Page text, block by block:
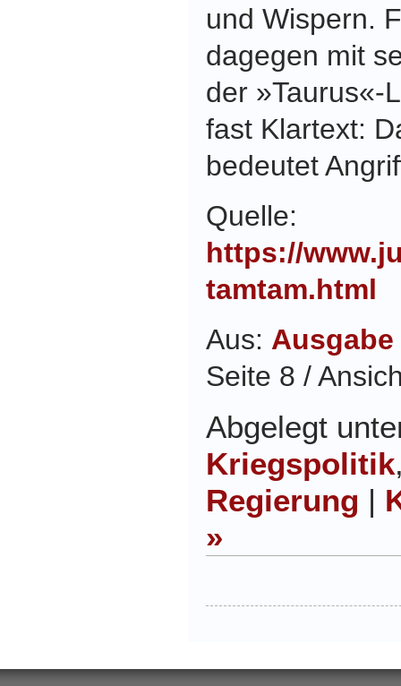
und Wispern.
dagegen mit
der »Taurus«-
fast Klartext:
bedeutet
Quelle:
https://
tamtam.html
Aus: Ausgabe
Seite 8 /
Abgelegt
Kriegspolitik
Regierung |
»